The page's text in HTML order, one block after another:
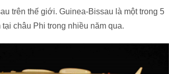
trên thế giới. Guinea-Bissau là một trong 5
châu Phi trong nhiều năm qua.